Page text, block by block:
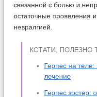
связанной с болью и
остаточные проявления
невралгией.
КСТАТИ, ПОЛЕЗНО
Герпес на
лечение
Герпес зостер: